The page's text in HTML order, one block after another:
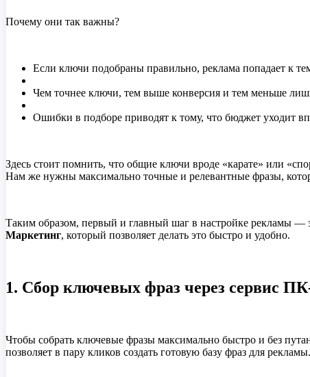
Почему они так важны?
Если ключи подобраны правильно, реклама попадает к
Чем точнее ключи, тем выше конверсия и тем меньше
Ошибки в подборе приводят к тому, что бюджет уходит
Здесь стоит помнить, что общие ключи вроде «карате» или
Нам же нужны максимально точные и релевантные фразы,
Таким образом, первый и главный шаг в настройке рекламы —
Маркетинг, который позволяет делать это быстро и удобно.
1. Сбор ключевых фраз через сервис
Чтобы собрать ключевые фразы максимально быстро и без
позволяет в пару кликов создать готовую базу фраз для рекламы.